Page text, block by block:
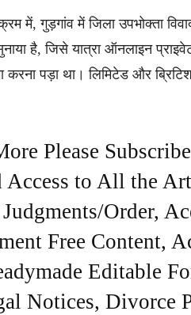
में, गुड़गांव में जिला उपभोक्ता
है, जिसे यात्रा ऑनलाइन
करना पड़ा था। लिमिटेड और
Please
to All the
Order,
Free Content,
Editable
Notices, Divorce